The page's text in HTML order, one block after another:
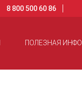
8 800 500 60 86
ПОЛЕЗНАЯ